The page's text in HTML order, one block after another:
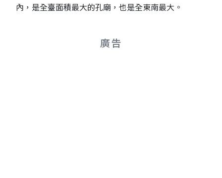
內，是全臺面積最大的孔廟，也是全東南最大。
廣告